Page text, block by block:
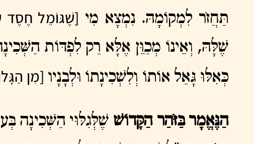
תַּחֲזֹר לִמְקוֹמָהּ. נִמְצָא מִי [שֶׁגּוֹמֵל חֶסֶד
שֶׁלָּהּ, וְאֵינוֹ מְכַוֵּן אֶלָּא רַק לִפְדּוֹת
כְּאִלּוּ גָּאַל אוֹתוֹ וְלִשְׁכִינָתוֹ וּלְבָנָיו [מִן
הַנֶּאֱמָר בַּזֹּהַר הַקָּדוֹשׁ שֶׁלְּגִלּוּי הַשְּׁכִינָה